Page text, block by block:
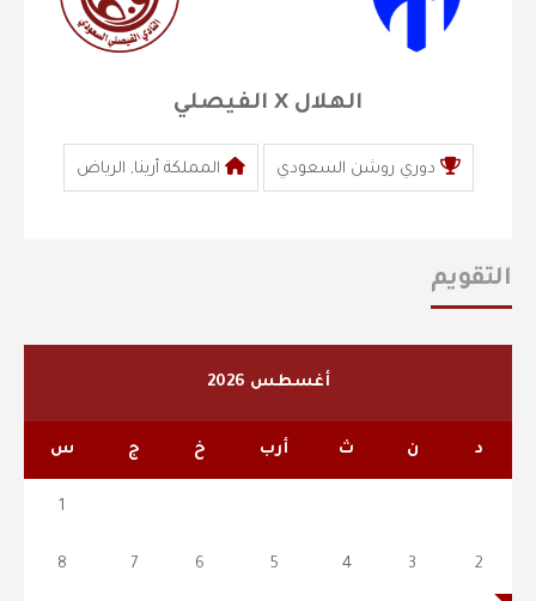
الهلال X الفيصلي
دوري روشن السعودي المملكة أرينا, الرياض
التقويم
أغسطس 2026
د ن ث أرب خ ج س
1
2
3
4
5
6
7
8